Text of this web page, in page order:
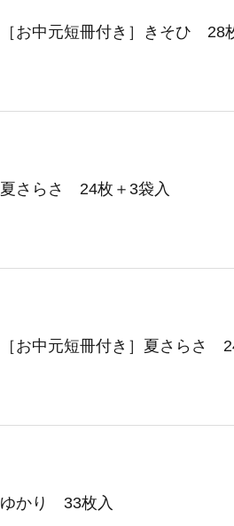
［お中元短冊付き］きそひ 28
夏さらさ 24枚＋3袋入
［お中元短冊付き］夏さらさ
ゆかり 33枚入